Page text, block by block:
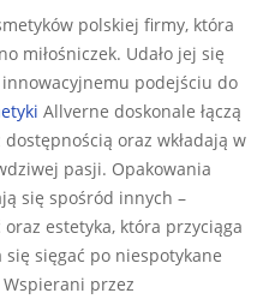
polskiej firmy, która
miłośniczek. Udało jej się
podejściu do
Allverne doskonale łączą
oraz wkładają w
pasji. Opakowania
się spośród innych –
estetyka, która przyciąga
się sięgać po niespotykane
przez